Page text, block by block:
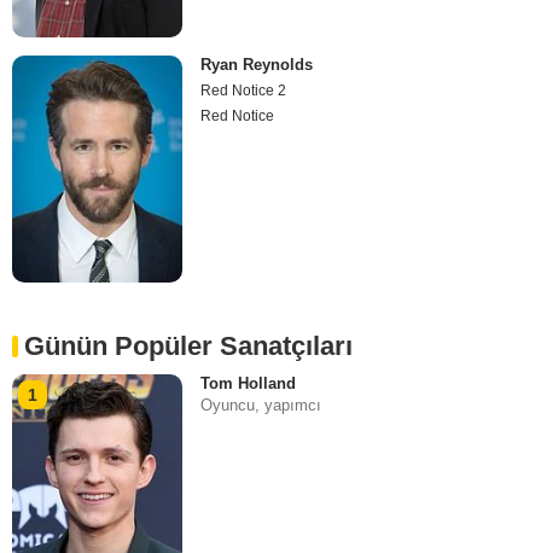
Ryan Reynolds
Red Notice 2
Red Notice
Günün Popüler Sanatçıları
1
Tom Holland
Oyuncu, yapımcı